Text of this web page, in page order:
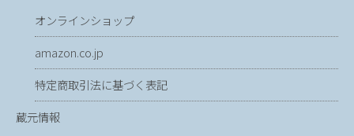
オンラインショップ
amazon.co.jp
特定商取引法に基づく表記
蔵元情報